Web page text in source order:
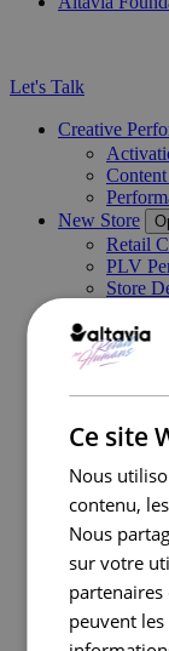
Let's Talk
Creative
New Store
Retail
PLV
Store
Digital
Marketing
Cas clients
Industries
Retail
Travel
Banque
Énergie
Santé
Ce site
Nous
contenu,
Nous
sur votre
peuvent